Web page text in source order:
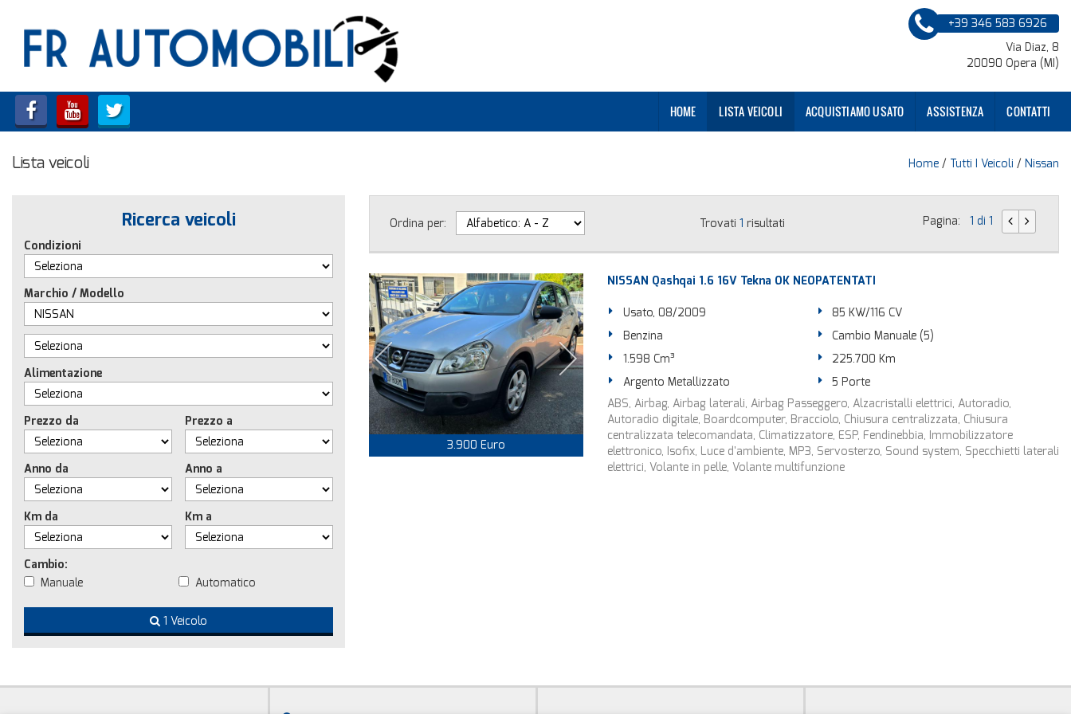
LISTA VEICOLI
ACQUISTIAMO USATO
ASSISTENZA
+39 346 583 6926
Via Diaz, 8
20090 Opera (MI)
HOME LISTA VEICOLI ACQUISTIAMO USATO ASSISTENZA CONTATTI
Lista veicoli Home / Tutti I Veicoli / Nissan
Ricerca veicoli
Condizioni
Marchio / Modello
Alimentazione
Prezzo da Prezzo a
Anno da Anno a
Km da Km a
Cambio:
Manuale
Automatico
1 Veicolo
Ordina per: Trovati 1 risultati Pagina: 1 di 1
3.900 Euro
NISSAN Qashqai 1.6 16V Tekna OK NEOPATENTATI
Usato, 08/2009
85 KW/116 CV
Benzina
Cambio Manuale (5)
1.598 Cm³
225.700 Km
Argento Metallizzato
5 Porte
ABS, Airbag, Airbag laterali, Airbag Passeggero, Alzacristalli elettrici, Autoradio,
Autoradio digitale, Boardcomputer, Bracciolo, Chiusura centralizzata, Chiusura
centralizzata telecomandata, Climatizzatore, ESP, Fendinebbia, Immobilizzatore
elettronico, Isofix, Luce d'ambiente, MP3, Servosterzo, Sound system, Specchietti laterali
elettrici, Volante in pelle, Volante multifunzione